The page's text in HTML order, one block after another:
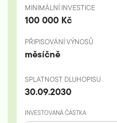
MINIMÁLNÍ INVESTICE
100 000 Kč
PŘIPISOVÁNÍ VÝNOSŮ
měsíčně
SPLATNOST DLUHOPISU
30.09.2030
INVESTOVANÁ ČÁSTKA